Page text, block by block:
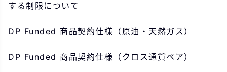
する制限について
DP Funded 商品契約仕様（原油・天然ガス）
DP Funded 商品契約仕様（クロス通貨ペア）